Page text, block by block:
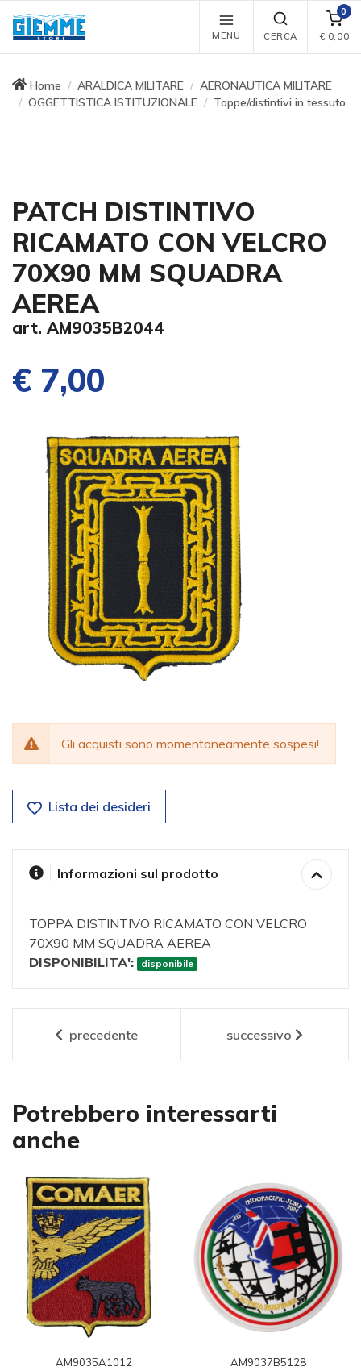
MENU CERCA
0
€ 0,00
Home ARALDICA MILITARE
AERONAUTICA MILITARE
OGGETTISTICA ISTITUZIONALE
Toppe/distintivi in tessuto
PATCH DISTINTIVO
RICAMATO CON VELCRO
70X90 MM SQUADRA
AEREA
art. AM9035B2044
€ 7,00
Gli acquisti sono momentaneamente sospesi!
Lista dei desideri
Informazioni sul prodotto
TOPPA DISTINTIVO RICAMATO CON VELCRO
70X90 MM SQUADRA AEREA
DISPONIBILITA':
disponibile
precedente successivo
Potrebbero interessarti
anche
AM9035A1012 AM9037B5128